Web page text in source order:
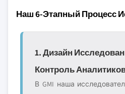
Наш 6-Этапный Процесс
1. Дизайн
Контроль
В GMI наша